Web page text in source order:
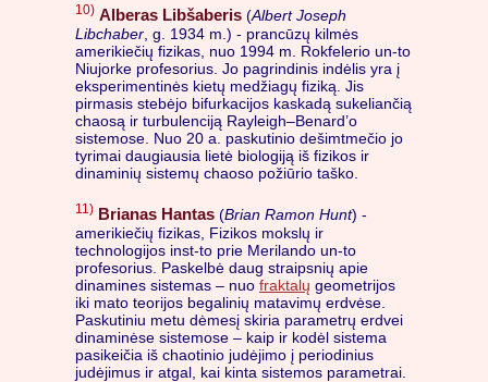
10) Alberas Libšaberis (Albert Joseph
Libchaber , g. 1934 m.) - prancūzų kilmės
amerikiečių fizikas, nuo 1994 m. Rokfelerio un-to
Niujorke profesorius. Jo pagrindinis indėlis yra į
eksperimentinės kietų medžiagų fiziką. Jis
pirmasis stebėjo bifurkacijos kaskadą sukeliančią
chaosą ir turbulenciją Rayleigh–Benard’o
sistemose. Nuo 20 a. paskutinio dešimtmečio jo
tyrimai daugiausia lietė biologiją iš fizikos ir
dinaminių sistemų chaoso požiūrio taško.
11) Brianas Hantas (Brian Ramon Hunt) -
amerikiečių fizikas, Fizikos mokslų ir
technologijos inst-to prie Merilando un-to
profesorius. Paskelbė daug straipsnių apie
dinamines sistemas – nuo fraktalų geometrijos
iki mato teorijos begalinių matavimų erdvėse.
Paskutiniu metu dėmesį skiria parametrų erdvei
dinaminėse sistemose – kaip ir kodėl sistema
pasikeičia iš chaotinio judėjimo į periodinius
judėjimus ir atgal, kai kinta sistemos parametrai.